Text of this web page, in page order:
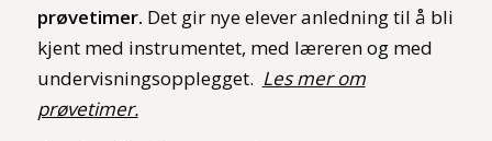
prøvetimer. Det gir nye elever anledning til å bli
kjent med instrumentet, med læreren og med
undervisningsopplegget. Les mer om
prøvetimer.